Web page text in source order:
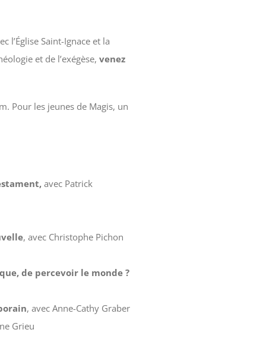
l’Église Saint-Ignace et la
et de l’exégèse,venez
Pour les jeunes de Magis, un
avec Patrick
, avec Christophe Pichon
de percevoir le monde ?
, avec Anne-Cathy Graber
Grieu